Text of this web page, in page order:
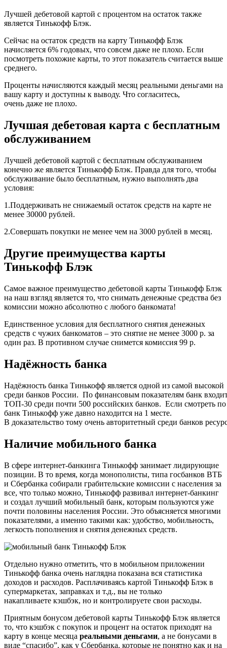
Лучшей дебетовой картой с процентом на остаток также
является Тинькофф Блэк.
Сейчас на остаток средств на карту Тинькофф Блэк
начисляется 6% годовых, что совсем даже не плохо. Если
посмотреть похожие карты, то этот показатель считается выше
среднего.
Проценты начисляются каждый месяц реальными деньгами на
вашу карту и доступны к выводу. Что согласитесь,
очень даже не плохо.
Лучшая дебетовая карта с бесплатным
обслуживанием
Лучшей дебетовой картой с бесплатным обслуживанием
конечно же является Тинькофф Блэк. Правда для того, чтобы
обслуживание было бесплатным, нужно выполнять два
условия:
1.Поддерживать не снижаемый остаток средств на карте не
менее 30000 рублей.
2.Совершать покупки не менее чем на 3000 рублей в месяц.
Другие преимущества карты
Тинькофф Блэк
Самое важное преимущество дебетовой карты Тинькофф Блэк
на наш взгляд является то, что снимать денежные средства без
комиссии можно абсолютно с любого банкомата!
Единственное условия для бесплатного снятия денежных
средств с чужих банкоматов – это снятие не менее 3000 р. за
один раз. В противном случае снимется комиссия 99 р.
Надёжность банка
Надёжность банка Тинькофф является одной из самой высокой
среди банков России. По финансовым показателям банк
ТОП-30 среди почти 500 российских банков. Если смотреть
банк Тинькофф уже давно находится на 1 месте.
В доказательство тому очень авторитетный среди банков
Наличие мобильного банка
В сфере интернет-банкинга Тинькофф занимает лидирующие
позиции. В то время, когда монополисты, типа госбанков ВТБ
и Сбербанка собирали грабительские комиссии с населения за
все, что только можно, Тинькофф развивал интернет-банкинг
и создал лучший мобильный банк, которым пользуются уже
почти половины населения России. Это объясняется многими
показателями, а именно такими как: удобство, мобильность,
легкость пополнения и снятия денежных средств.
Отдельно нужно отметить, что в мобильном приложении
Тинькофф банка очень наглядна показана вся статистика
доходов и расходов. Расплачиваясь картой Тинькофф Блэк в
супермаркетах, заправках и т.д., вы не только
накапливаете кэшбэк, но и контролируете свои расходы.
Приятным бонусом дебетовой карты Тинькофф Блэк является
то, что кэшбэк с покупок и процент на остаток приходят на
карту в конце месяца реальными деньгами, а не бонусами в
виде “спасибо”, как у Сбербанка, которые не понятно как и на